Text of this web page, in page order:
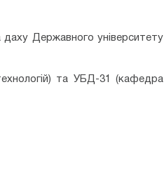
даху Державного університету
та УБД-31 (кафедра